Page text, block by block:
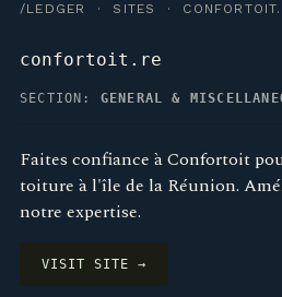
/LEDGER · SITES ·
confortoit.re
SECTION: GENERAL &
Faites confiance à Confortoit
toiture à l'île de la Réunion.
notre expertise.
VISIT SITE →